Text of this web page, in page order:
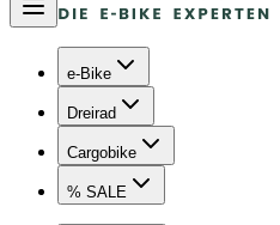
e-Bike
Dreirad
Cargobike
% SALE